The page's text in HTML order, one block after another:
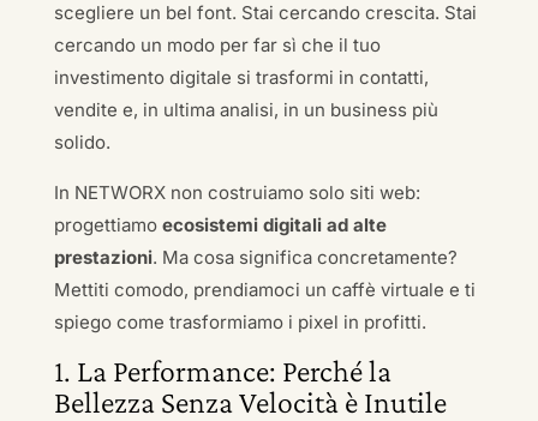
scegliere un bel font. Stai cercando crescita. Stai
cercando un modo per far sì che il tuo
investimento digitale si trasformi in contatti,
vendite e, in ultima analisi, in un business più
solido.
In NETWORX non costruiamo solo siti web:
progettiamo ecosistemi digitali ad alte
prestazioni. Ma cosa significa concretamente?
Mettiti comodo, prendiamoci un caffè virtuale e ti
spiego come trasformiamo i pixel in profitti.
1. La Performance: Perché la
Bellezza Senza Velocità è Inutile